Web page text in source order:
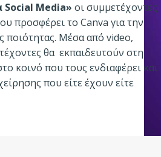
Social Media» οι συμμετέχοντες
προσφέρει το Canva για την
ποιότητας. Μέσα από video,
θα εκπαιδευτούν στη
κοινό που τους ενδιαφέρει και
που είτε έχουν είτε